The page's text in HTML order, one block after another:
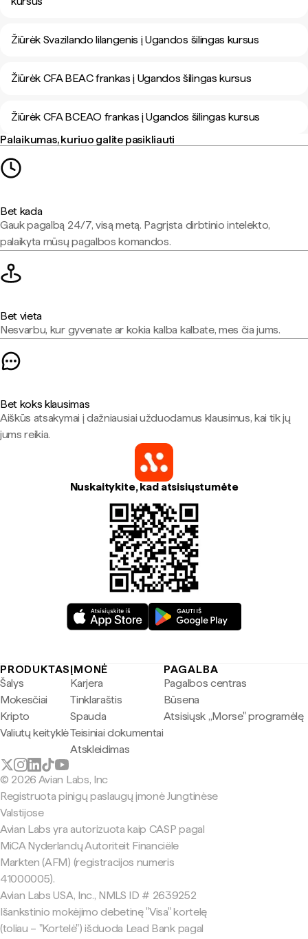
Žiūrėk Svazilando lilangenis į Ugandos šilingas kursus
Žiūrėk CFA BEAC frankas į Ugandos šilingas kursus
Žiūrėk CFA BCEAO frankas į Ugandos šilingas kursus
Palaikumas, kuriuo galite pasikliauti
Bet kada
Gauk pagalbą 24/7, visą metą. Pagrįsta dirbtinio intelekto,
palaikyta mūsų pagalbos komandos.
Bet vieta
Nesvarbu, kur gyvenate ar kokia kalba kalbate, mes čia jums.
Bet koks klausimas
Aiškūs atsakymai į dažniausiai užduodamus klausimus, kai tik jų
jums reikia.
Nuskaitykite, kad atsisiųstumėte
PRODUKTAS
Šalys
Mokesčiai
Kripto
Valiutų keityklė
ĮMONĖ
Karjera
Tinklaraštis
Spauda
Teisiniai dokumentai
Atskleidimas
PAGALBA
Pagalbos centras
Būsena
Atsisiųsk „Morse" programėlę
© 2026 Avian Labs, Inc
Registruota pinigų paslaugų įmonė Jungtinėse
Valstijose
Avian Labs yra autorizuota kaip CASP pagal
MiCA Nyderlandų Autoriteit Financiële
Markten (AFM) (registracijos numeris
41000005).
Avian Labs USA, Inc., NMLS ID # 2639252
Išankstinio mokėjimo debetinę "Visa" kortelę
(toliau – "Kortelė") išduoda Lead Bank pagal